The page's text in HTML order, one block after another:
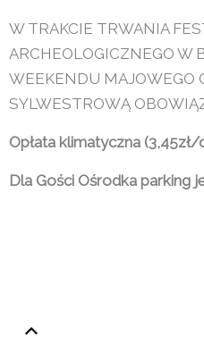
W TRAKCIE TRWANIA
ARCHEOLOGICZNEGO W
WEEKENDU MAJOWEGO
SYLWESTROWĄ
Opłata klimatyczna
Dla Gości Ośrodka parking